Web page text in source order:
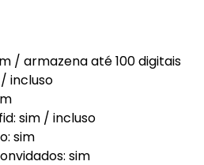
/ armazena até 100 digitais
incluso
sim / incluso
sim
sim